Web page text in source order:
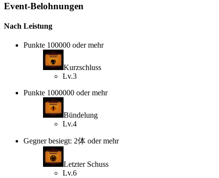
Event-Belohnungen
Nach Leistung
Punkte 100000 oder mehr
Kurzschluss
Lv.3
Punkte 1000000 oder mehr
Bündelung
Lv.4
Gegner besiegt: 2体 oder mehr
Letzter Schuss
Lv.6